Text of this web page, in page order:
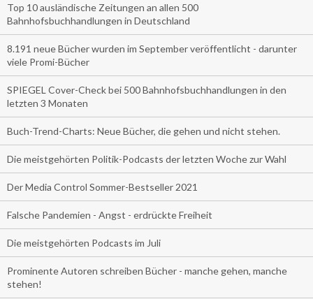
Top 10 ausländische Zeitungen an allen 500
Bahnhofsbuchhandlungen in Deutschland
8.191 neue Bücher wurden im September veröffentlicht - darunter
viele Promi-Bücher
SPIEGEL Cover-Check bei 500 Bahnhofsbuchhandlungen in den
letzten 3 Monaten
Buch-Trend-Charts: Neue Bücher, die gehen und nicht stehen.
Die meistgehörten Politik-Podcasts der letzten Woche zur Wahl
Der Media Control Sommer-Bestseller 2021
Falsche Pandemien - Angst - erdrückte Freiheit
Die meistgehörten Podcasts im Juli
Prominente Autoren schreiben Bücher - manche gehen, manche
stehen!